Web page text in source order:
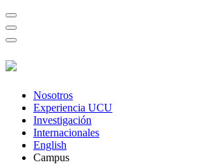
Nosotros
Experiencia UCU
Investigación
Internacionales
English
Campus